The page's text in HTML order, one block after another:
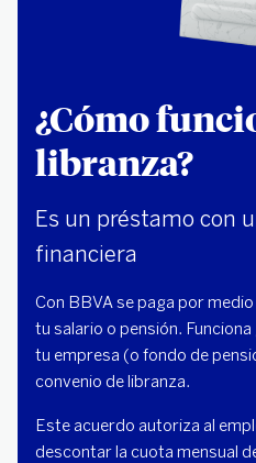
¿Cómo
libranza?
Es un préstamo con
financiera
Con BBVA se paga por
tu salario o pensión.
tu empresa (o fondo de
convenio de libranza.
Este acuerdo autoriza al
descontar la cuota mensual